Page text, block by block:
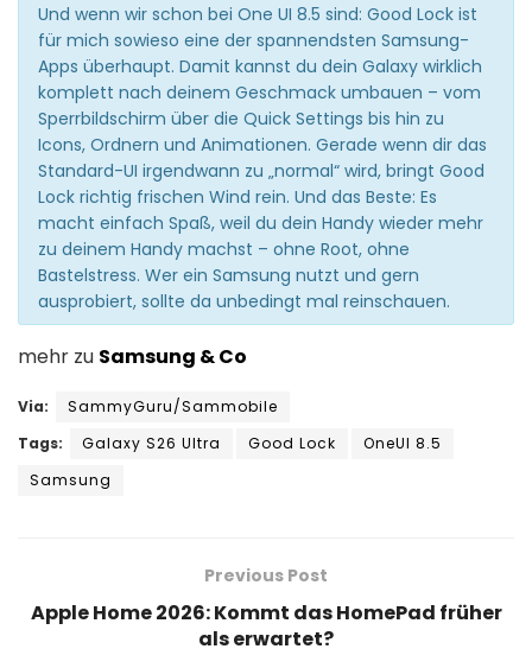
Und wenn wir schon bei One UI 8.5 sind: Good Lock ist
für mich sowieso eine der spannendsten Samsung-
Apps überhaupt. Damit kannst du dein Galaxy wirklich
komplett nach deinem Geschmack umbauen – vom
Sperrbildschirm über die Quick Settings bis hin zu
Icons, Ordnern und Animationen. Gerade wenn dir das
Standard-UI irgendwann zu „normal“ wird, bringt Good
Lock richtig frischen Wind rein. Und das Beste: Es
macht einfach Spaß, weil du dein Handy wieder mehr
zu deinem Handy machst – ohne Root, ohne
Bastelstress. Wer ein Samsung nutzt und gern
ausprobiert, sollte da unbedingt mal reinschauen.
mehr zu Samsung & Co
Via:
SammyGuru/Sammobile
Tags:
Galaxy S26 Ultra Good Lock
OneUI 8.5
Samsung
Previous Post
Apple Home 2026: Kommt das HomePad früher
als erwartet?